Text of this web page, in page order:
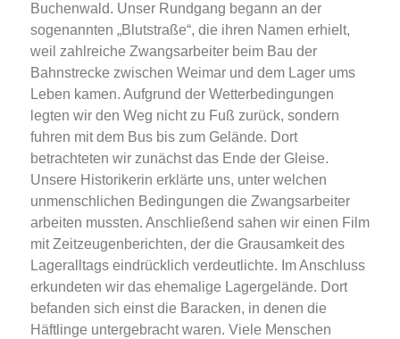
Buchenwald. Unser Rundgang begann an der
sogenannten „Blutstraße“, die ihren Namen erhielt,
weil zahlreiche Zwangsarbeiter beim Bau der
Bahnstrecke zwischen Weimar und dem Lager ums
Leben kamen. Aufgrund der Wetterbedingungen
legten wir den Weg nicht zu Fuß zurück, sondern
fuhren mit dem Bus bis zum Gelände. Dort
betrachteten wir zunächst das Ende der Gleise.
Unsere Historikerin erklärte uns, unter welchen
unmenschlichen Bedingungen die Zwangsarbeiter
arbeiten mussten. Anschließend sahen wir einen Film
mit Zeitzeugenberichten, der die Grausamkeit des
Lageralltags eindrücklich verdeutlichte. Im Anschluss
erkundeten wir das ehemalige Lagergelände. Dort
befanden sich einst die Baracken, in denen die
Häftlinge untergebracht waren. Viele Menschen